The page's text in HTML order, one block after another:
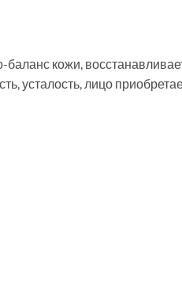
кожи,
усталость, лицо